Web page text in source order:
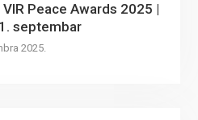
VIR Peace Awards 2025 |
septembar
2025.